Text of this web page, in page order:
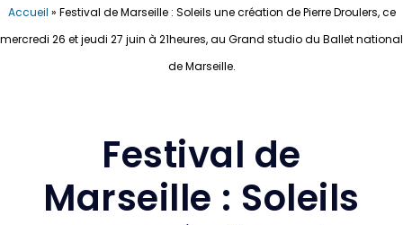
Accueil » Festival de Marseille : Soleils une création de Pierre Droulers, ce
mercredi 26 et jeudi 27 juin à 21heures, au Grand studio du Ballet national
de Marseille.
Festival de
Marseille : Soleils